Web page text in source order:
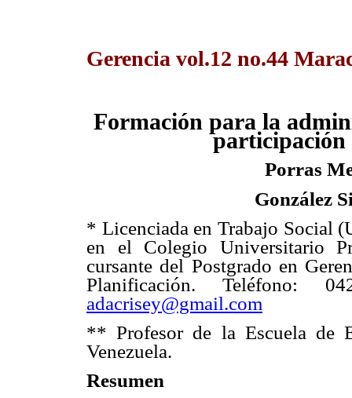
Gerencia vol.12 no.44
Formación para la
participación
Porras
González
* Licenciada en Trabajo Social
en el Colegio Universitario
cursante del Postgrado en
Planificación. Teléfono:
adacrisey@gmail.com
** Profesor de la Escuela de
Venezuela.
Resumen